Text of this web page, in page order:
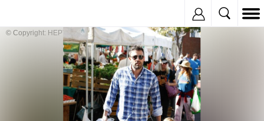
© Copyright: HEPTA